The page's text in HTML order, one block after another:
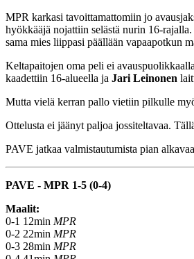
MPR karkasi tavoittamattomiin jo
hyökkääjä nojattiin selästä nurin 16-rajalla.
sama mies liippasi päällään vapaapotkun
Keltapaitojen oma peli ei
kaadettiin 16-alueella ja Jari Leinonen
Mutta vielä kerran pallo vietiin pilkulle
Ottelusta ei jäänyt paljoa jossiteltavaa.
PAVE jatkaa valmistautumista pian
PAVE - MPR 1-5 (0-4)
Maalit:
0-1 12min MPR
0-2 22min MPR
0-3 28min MPR